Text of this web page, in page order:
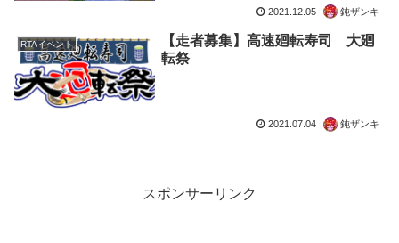
2021.12.05 鈍ザンキ
RTAイベント
【走者募集】高速廻転寿司 大廻
転祭
2021.07.04 鈍ザンキ
スポンサーリンク